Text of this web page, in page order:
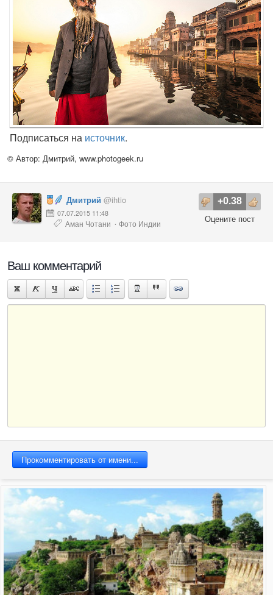
Подписаться на источник.
© Автор: Дмитрий, www.photogeek.ru
+0.38
Оцените пост
Дмитрий @ihtio
07.07.2015 11:48
Аман Чотани · Фото Индии
Ваш комментарий